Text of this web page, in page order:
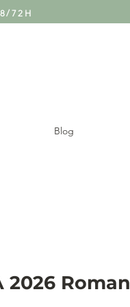
72H
Blog
2026 Roman